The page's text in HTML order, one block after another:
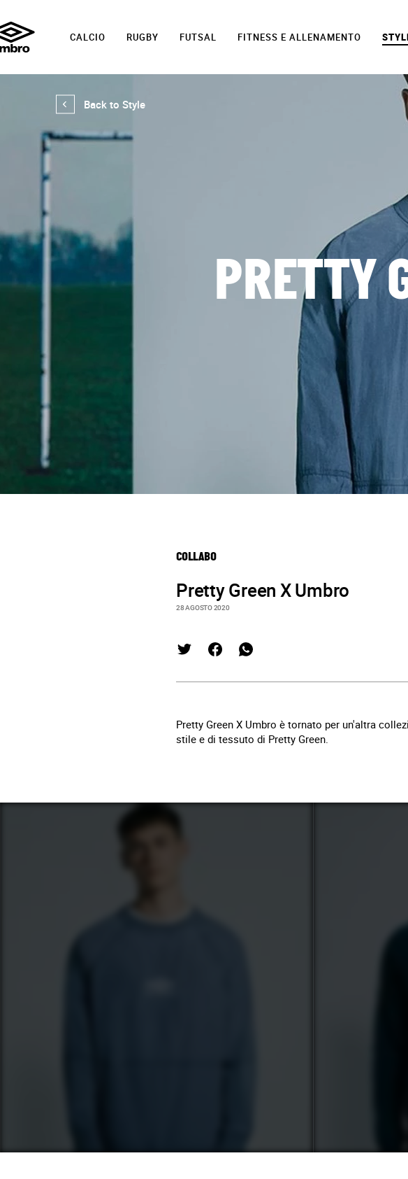
CALCIO RUGBY FUTSAL FITNESS E ALLENAMENTO
Back to Style
PRETTY
COLLABO
Pretty Green X Umbro
28 AGOSTO 2020
Pretty Green X Umbro è tornato per un'altra
stile e di tessuto di Pretty Green.